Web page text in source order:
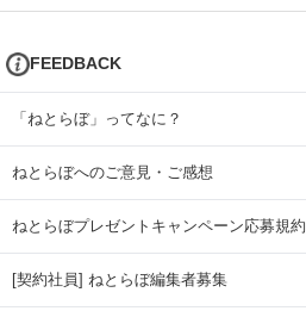
FEEDBACK
「ねとらぼ」ってなに？
ねとらぼへのご意見・ご感想
ねとらぼプレゼントキャンペーン応募規約
[契約社員] ねとらぼ編集者募集